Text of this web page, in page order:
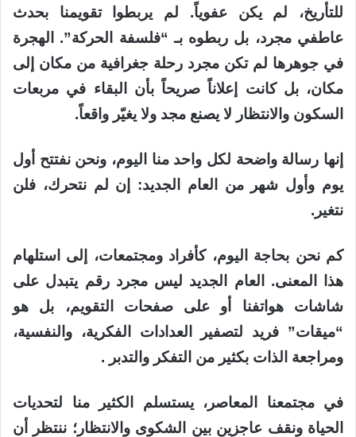
للتأريخ، لم يكن عفوياً. لم يربطوا تقويمنا بحدث
عاطفي مجرد، بل ربطوه بـ “فلسفة الحركة”. الهجرة
في جوهرها لم تكن مجرد رحلة جغرافية من مكان إلى
مكان، بل كانت إعلاناً صريحاً بأن البقاء في مربعات
السكون والانتظار لا يصنع مجد ولا يغيّر واقعاً.
إنها رسالة واضحة لكل واحد منا اليوم، ونحن نفتتح أول
يوم وأول شهر من العام الجديد: إن لم نتحرك، فلن
نتغير.
كم نحن بحاجة اليوم، كأفراد ومجتمعات، إلى استلهام
هذا المعنى. العام الجديد ليس مجرد رقم يتبدل على
شاشات هواتفنا أو على صفحات التقويم، بل هو
“ميقات” فريد لتصفير العدادات الفكرية، والنفسية،
ومراجعة الذات بكثير من التفكر والتدبر .
في مجتمعنا المعاصر، يستسلم الكثير منا لتحديات
الحياة ونقف عاجزين بين الشكوى والانتظار؛ ننتظر أن